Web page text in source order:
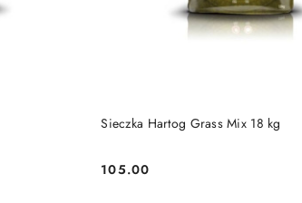
Sieczka Hartog Grass Mix 18 kg
Cena:
105.00
PRODUKT NIEDOSTĘPNY